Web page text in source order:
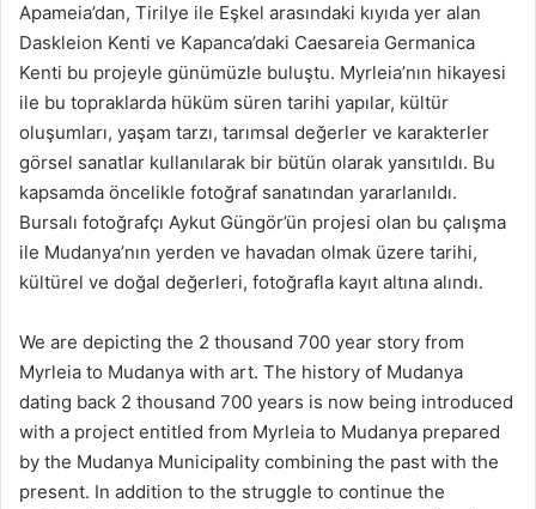
Apameia’dan, Tirilye ile Eşkel arasındaki kıyıda yer alan
Daskleion Kenti ve Kapanca’daki Caesareia Germanica
Kenti bu projeyle günümüzle buluştu. Myrleia’nın hikayesi
ile bu topraklarda hüküm süren tarihi yapılar, kültür
oluşumları, yaşam tarzı, tarımsal değerler ve karakterler
görsel sanatlar kullanılarak bir bütün olarak yansıtıldı. Bu
kapsamda öncelikle fotoğraf sanatından yararlanıldı.
Bursalı fotoğrafçı Aykut Güngör’ün projesi olan bu çalışma
ile Mudanya’nın yerden ve havadan olmak üzere tarihi,
kültürel ve doğal değerleri, fotoğrafla kayıt altına alındı.
We are depicting the 2 thousand 700 year story from
Myrleia to Mudanya with art. The history of Mudanya
dating back 2 thousand 700 years is now being introduced
with a project entitled from Myrleia to Mudanya prepared
by the Mudanya Municipality combining the past with the
present. In addition to the struggle to continue the